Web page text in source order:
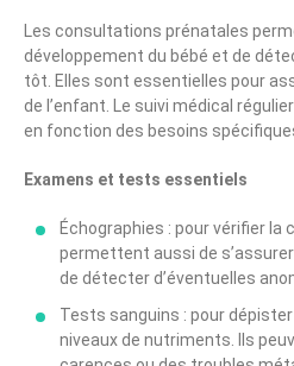
Les consultations prénatales
développement du bébé et de
tôt. Elles sont essentielles pour
de l’enfant. Le suivi médical
en fonction des besoins
Examens et tests essentiels
Échographies : pour vérifier la
permettent aussi de
de détecter d’éventuelles
Tests sanguins : pour
niveaux de nutriments. Ils